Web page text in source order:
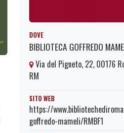
DOVE
BIBLIOTECA GOFFREDO
Via del Pigneto, 22, 00176
RM
SITO WEB
https://
goffredo-mameli/RMBF1